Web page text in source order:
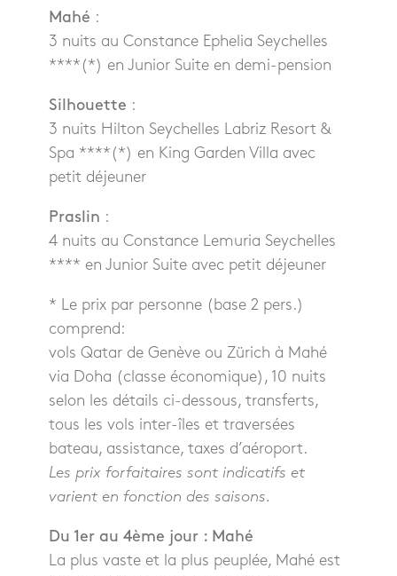
Mahé :
3 nuits au Constance Ephelia Seychelles
****(*) en Junior Suite en demi-pension
Silhouette :
3 nuits Hilton Seychelles Labriz Resort &
Spa ****(*) en King Garden Villa avec
petit déjeuner
Praslin :
4 nuits au Constance Lemuria Seychelles
**** en Junior Suite avec petit déjeuner
* Le prix par personne (base 2 pers.)
comprend:
vols Qatar de Genève ou Zürich à Mahé
via Doha (classe économique), 10 nuits
selon les détails ci-dessous, transferts,
tous les vols inter-îles et traversées
bateau, assistance, taxes d’aéroport.
Les prix forfaitaires sont indicatifs et
varient en fonction des saisons.
Du 1er au 4ème jour : Mahé
La plus vaste et la plus peuplée, Mahé est